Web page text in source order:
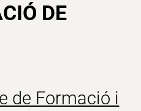
DE
de Formació i